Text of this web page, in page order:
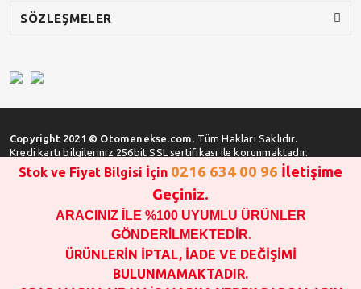
SÖZLEŞMELER
Copyright 2021 © Otomenekse.com. Tüm Hakları Saklıdır.
Kredi kartı bilgileriniz 256bit SSL sertifikası ile korunmaktadır.
SATIN ALMA İŞLEMİ YAPMADAN ÖNCE
STOK VE FİYAT BİLGİSİ ALINIZ !!!
1000 TL VE ÜSTÜ SİPARİŞ VERİLEBİLİR!!!
OPAR MARKA VE MAİS MARKA YEDEK PARÇALARIN
GARANTİSİ YOKTUR!!!!!!!!!!!
Stok ve Fiyat Bilgisi İçin 0216 634 00 96 İletişime
Geçiniz.
ARACINIZ İLE %100 UYUMLU ÜRÜNLER
GÖNDERİLMEKTEDİR.
ÜRÜNLERİN İPTAL, İADE VE DEĞİŞİMİ
BULUNMAMAKTADIR.